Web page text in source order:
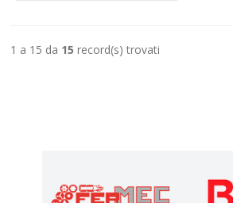
1 a 15 da 15 record(s) trovati